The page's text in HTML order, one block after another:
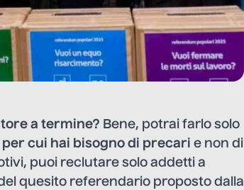
a termine? Bene, potrai farlo solo
cui hai bisogno di precari e non di
puoi reclutare solo addetti a
quesito referendario proposto dalla